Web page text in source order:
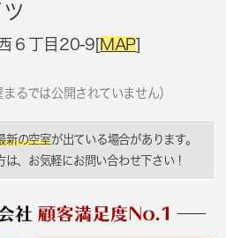
６丁目20-9[MAP]
まるでは公開されていません）
新の空室が出ている場合があります。
は、お気軽にお問い合わせ下さい！